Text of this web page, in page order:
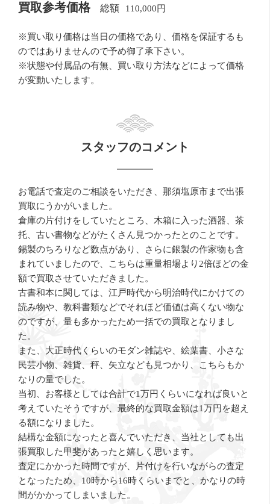
買取参考価格 110,000円
※買い取り価格は当日の価格であり、価格を保証するも
のではありませんので予め御了承下さい。
※状態や付属品の有無、買い取り方法などによって価格
が変動いたします。
スタッフのコメント
お電話で査定のご相談をいただき、那須塩原市まで出張
買取にうかがいました。
倉庫の片付けをしていたところ、木箱に入った酒器、茶
托、古い書物などがたくさん見つかったとのことです。
錫製のちろりなど数点があり、さらに銀製の作家物も含
まれていましたので、こちらは重量相場より2倍ほどの金
額で買取させていただきました。
古書和本に関しては、江戸時代から明治時代にかけての
読み物や、教科書類などでそれほど価値は高くない物な
のですが、量も多かったため一括での買取となりまし
た。
また、大正時代くらいのモダン雑誌や、絵葉書、小さな
民芸小物、雑貨、秤、矢立なども見つかり、こちらもか
なりの量でした。
当初、お客様としては合計で1万円くらいになれば良いと
考えていたそうですが、最終的な買取金額は1万円を超え
る額になりました。
結構な金額になったと喜んでいただき、当社としても出
張買取した甲斐があったと嬉しく思います。
査定にかかった時間ですが、片付けを行いながらの査定
となったため、10時から16時くらいまでと、かなりの時
間がかかってしまいました。